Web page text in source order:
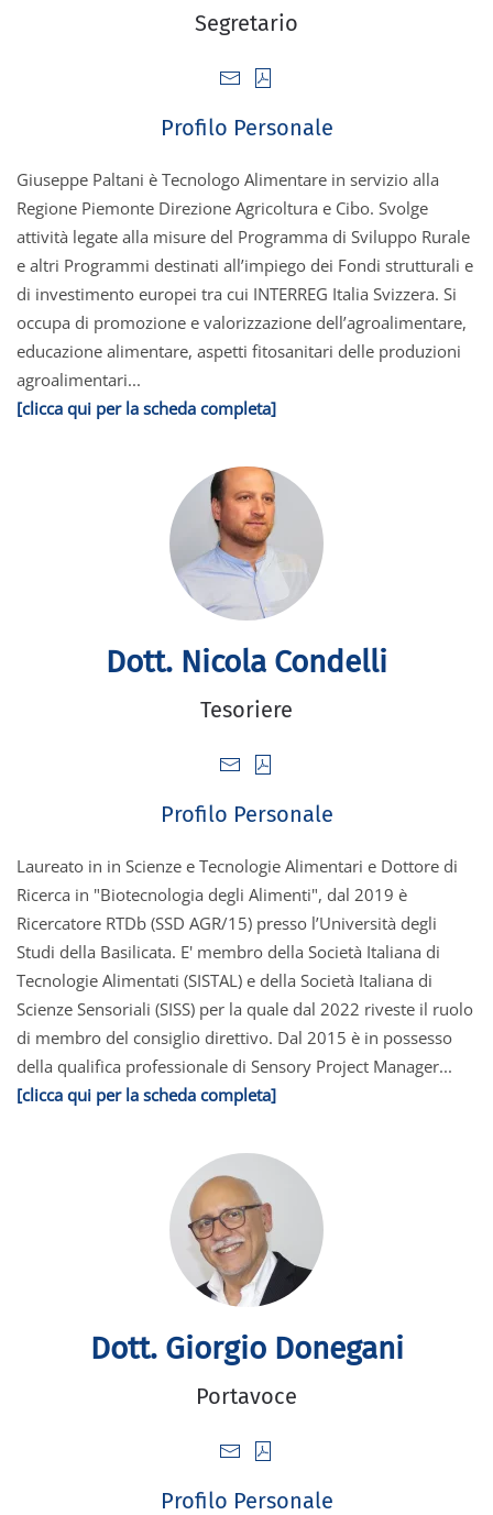
Segretario
Profilo Personale
Giuseppe Paltani è Tecnologo Alimentare in servizio alla
Regione Piemonte Direzione Agricoltura e Cibo. Svolge
attività legate alla misure del Programma di Sviluppo Rurale
e altri Programmi destinati all’impiego dei Fondi strutturali e
di investimento europei tra cui INTERREG Italia Svizzera. Si
occupa di promozione e valorizzazione dell’agroalimentare,
educazione alimentare, aspetti fitosanitari delle produzioni
agroalimentari...
[clicca qui per la scheda completa]
Dott. Nicola Condelli
Tesoriere
Profilo Personale
Laureato in in Scienze e Tecnologie Alimentari e Dottore di
Ricerca in "Biotecnologia degli Alimenti", dal 2019 è
Ricercatore RTDb (SSD AGR/15) presso l’Università degli
Studi della Basilicata. E' membro della Società Italiana di
Tecnologie Alimentati (SISTAL) e della Società Italiana di
Scienze Sensoriali (SISS) per la quale dal 2022 riveste il ruolo
di membro del consiglio direttivo. Dal 2015 è in possesso
della qualifica professionale di Sensory Project Manager...
[clicca qui per la scheda completa]
Dott. Giorgio Donegani
Portavoce
Profilo Personale